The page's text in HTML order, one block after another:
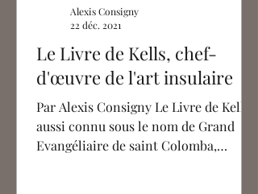
Le Livre de Kells, chef-
d'œuvre de l'art insulaire
Par Alexis Consigny Le Livre de Kells,
aussi connu sous le nom de Grand
Evangéliaire de saint Colomba,
Alexis Consigny
22 déc. 2021